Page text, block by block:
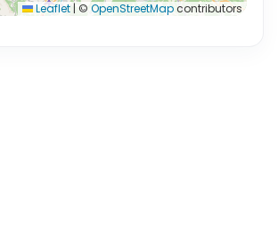
Leaflet | © OpenStreetMapcontributors